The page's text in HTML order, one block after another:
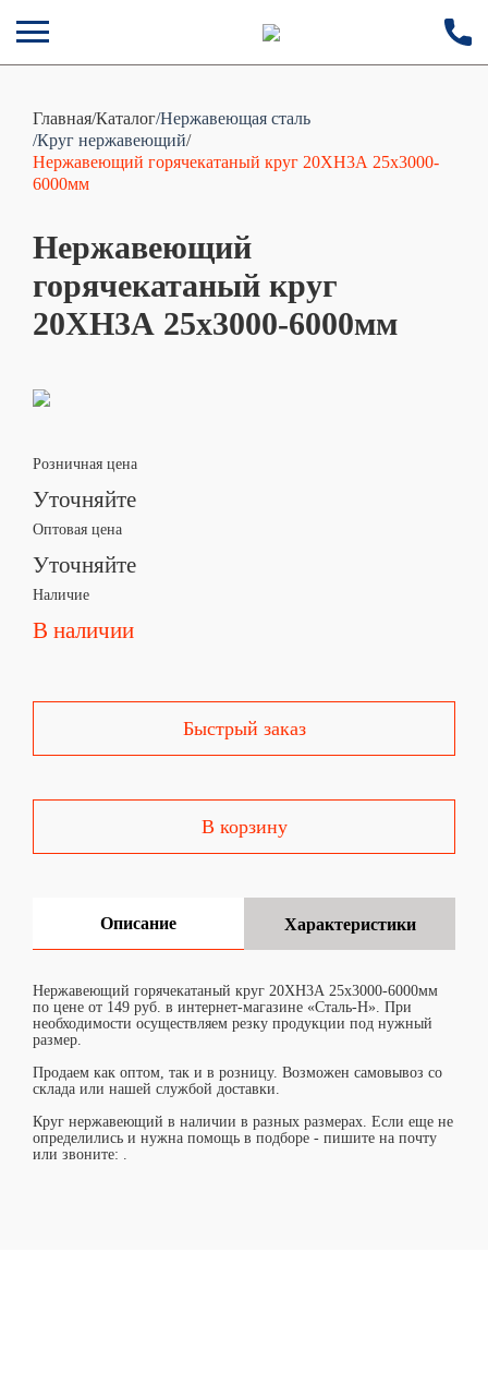
Главная/Каталог/Нержавеющая сталь
/Круг нержавеющий/
Нержавеющий горячекатаный круг 20ХН3А 25х3000-
6000мм
Нержавеющий
горячекатаный круг
20ХН3А 25х3000-6000мм
Розничная цена
Уточняйте
Оптовая цена
Уточняйте
Наличие
В наличии
Быстрый заказ
В корзину
Описание Характеристики
Нержавеющий горячекатаный круг 20ХН3А 25х3000-6000мм
по цене от 149 руб. в интернет-магазине «Сталь-Н». При
необходимости осуществляем резку продукции под нужный
размер.
Продаем как оптом, так и в розницу. Возможен самовывоз со
склада или нашей службой доставки.
Круг нержавеющий в наличии в разных размерах. Если еще не
определились и нужна помощь в подборе - пишите на почту
или звоните: